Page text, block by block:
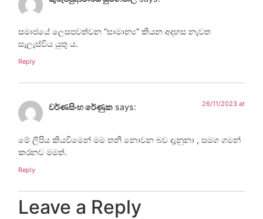
සමාජයේ ලෙසපවත්වන “සාමාන්‍ය” කියන අදහස නැවත
සැලැස්විය යුතු ය.
Reply
වර්ණසිංහ රේණුක says: 26/11/2023 at
මේ ලිපිය කියවීමෙන් මම තනි නොවන බව දැනුනා , සමග ගමන්
කරනව මමත්.
Reply
Leave a Reply